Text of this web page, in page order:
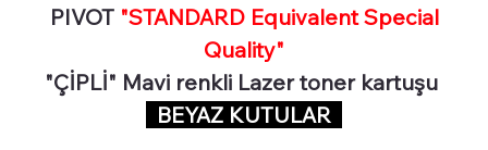
PIVOT "STANDARD Equivalent Special
Quality"
"ÇİPLİ" Mavi renkli Lazer toner kartuşu
BEYAZ KUTULAR